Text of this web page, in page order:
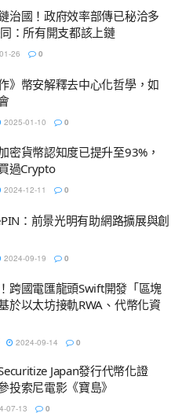
治國！政府效率部傳已秘洽多
：所有開支都該上鏈
26 0
》幣安解釋去中心化哲學，如
2025-01-10 0
密貨幣認知度已提升至93%，
過Crypto
2024-12-11 0
：前景光明有助網路擴展與創
2024-09-19 0
跨國電匯龍頭Swift開發「區塊
於以太坊接軌RWA、代幣化資
2024-09-14 0
Japan發行代幣化證
投索尼電影《寶島》
07-13 0